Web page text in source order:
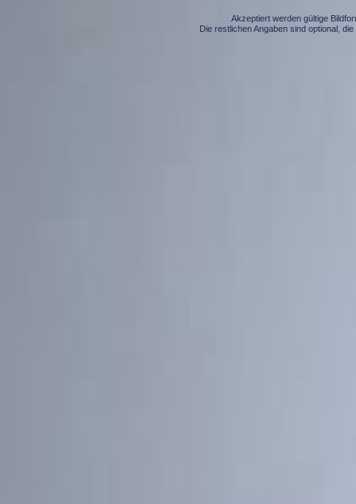
Akzeptiert werden gültige
Die restlichen Angaben sind optional,